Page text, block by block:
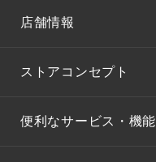
店舗情報
ストアコンセプト
便利なサービス・機能